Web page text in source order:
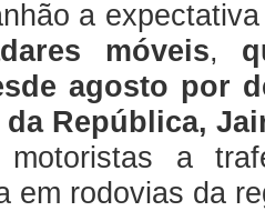
a
móveis,
agosto por
República,
motoristas a
em rodovias da